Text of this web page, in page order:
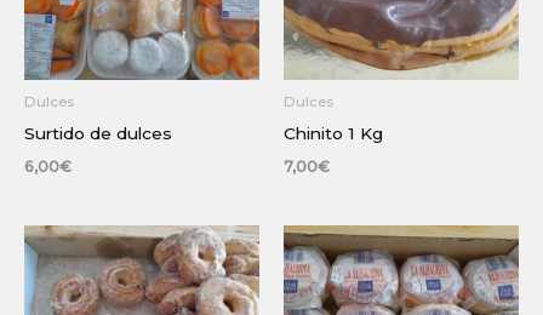
Dulces
Surtido de dulces
6,00€
Dulces
Chinito 1 Kg
7,00€